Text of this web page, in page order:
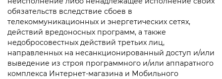
обязательств вследствие сбоев в
телекоммуникационных и энергетических сетях,
действий вредоносных программ, а также
недобросовестных действий третьих лиц,
направленных на несанкционированный доступ и/или
выведение из строя программного и/или аппаратного
комплекса Интернет-магазина и Мобильного